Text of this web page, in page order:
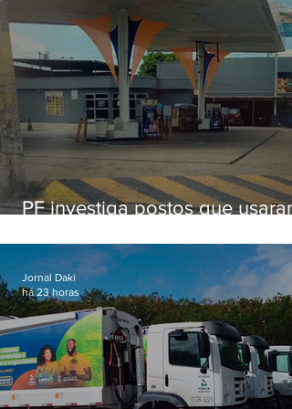
PF investiga postos que usaram
secretário morto em 2020
Jornal Daki
há 23 horas